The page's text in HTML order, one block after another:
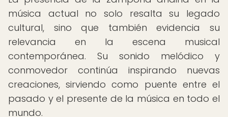
música actual no solo resalta su legado
cultural, sino que también evidencia su
relevancia en la escena musical
contemporánea. Su sonido melódico y
conmovedor continúa inspirando nuevas
creaciones, sirviendo como puente entre el
pasado y el presente de la música en todo el
mundo.